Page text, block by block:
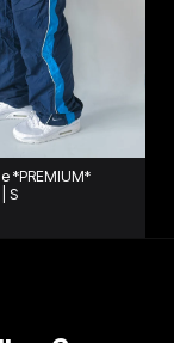
*PREMIUM*
S